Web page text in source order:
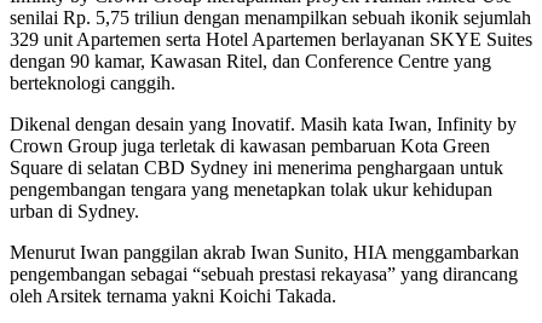
senilai Rp. 5,75 triliun dengan menampilkan sebuah ikonik sejumlah
329 unit Apartemen serta Hotel Apartemen berlayanan SKYE Suites
dengan 90 kamar, Kawasan Ritel, dan Conference Centre yang
berteknologi canggih.
Dikenal dengan desain yang Inovatif. Masih kata Iwan, Infinity by
Crown Group juga terletak di kawasan pembaruan Kota Green
Square di selatan CBD Sydney ini menerima penghargaan untuk
pengembangan tengara yang menetapkan tolak ukur kehidupan
urban di Sydney.
Menurut Iwan panggilan akrab Iwan Sunito, HIA menggambarkan
pengembangan sebagai “sebuah prestasi rekayasa” yang dirancang
oleh Arsitek ternama yakni Koichi Takada.